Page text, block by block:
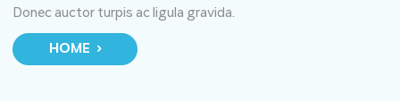
Donec auctor turpis ac ligula gravida.
HOME